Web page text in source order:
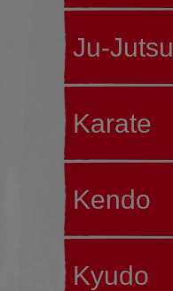
Ju-Jutsu
Karate
Kendo
Kyudo